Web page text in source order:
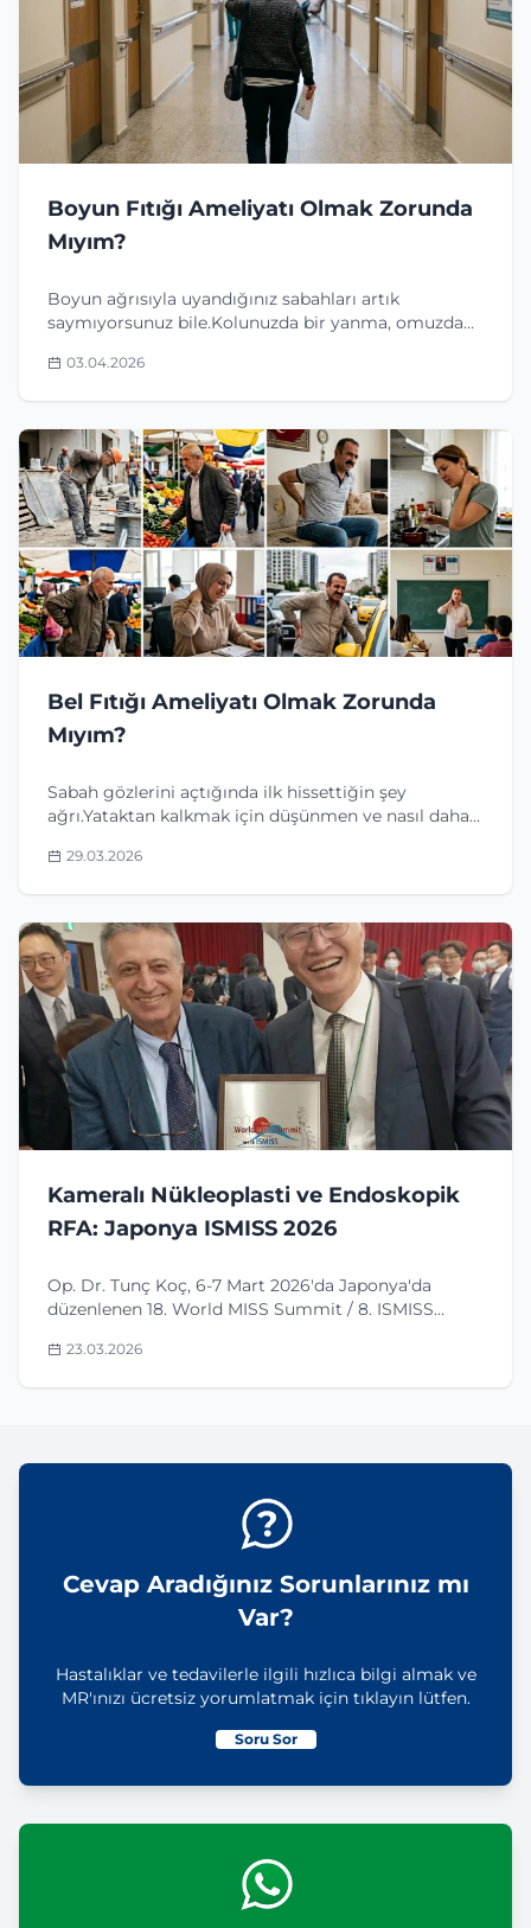
Boyun Fıtığı Ameliyatı Olmak Zorunda
Mıyım?
Boyun ağrısıyla uyandığınız sabahları artık
saymıyorsunuz bile.Kolunuzda bir yanma, omuzdan
başında çalışmak giderek zorlaşıyor. Araba
03.04.2026
Bel Fıtığı Ameliyatı Olmak Zorunda
Mıyım?
Sabah gözlerini açtığında ilk hissettiğin şey
ağrı.Yataktan kalkmak için düşünmen ve nasıl daha
Çocuğun "baba, kucağıma al" dediğinde içinden bir
29.03.2026
Kameralı Nükleoplasti ve Endoskopik
RFA: Japonya ISMISS 2026
Op. Dr. Tunç Koç, 6-7 Mart 2026'da Japonya'da
düzenlenen 18. World MISS Summit / 8. ISMISS
Kullanımı" başlıklı sunum gerçekleştirdi. Bu yazıda
23.03.2026
Cevap Aradığınız Sorunlarınız mı
Var?
Hastalıklar ve tedavilerle ilgili hızlıca bilgi almak ve
MR'ınızı ücretsiz yorumlatmak için tıklayın lütfen.
Soru Sor